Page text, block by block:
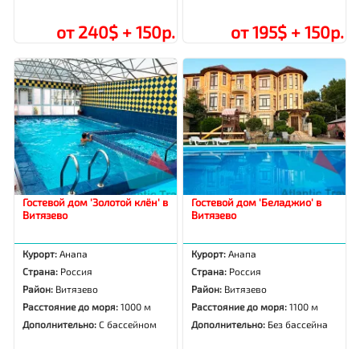
от 240$ + 150р. от 195$ + 150р.
Гостевой дом 'Золотой клён' в
Витязево
Курорт:Анапа
Страна: Россия
Район: Витязево
Расстояние до моря:1000 м
Дополнительно:С бассейном
Гостевой дом 'Беладжио' в
Витязево
Курорт:Анапа
Страна: Россия
Район: Витязево
Расстояние до моря:1100 м
Дополнительно: Без бассейна